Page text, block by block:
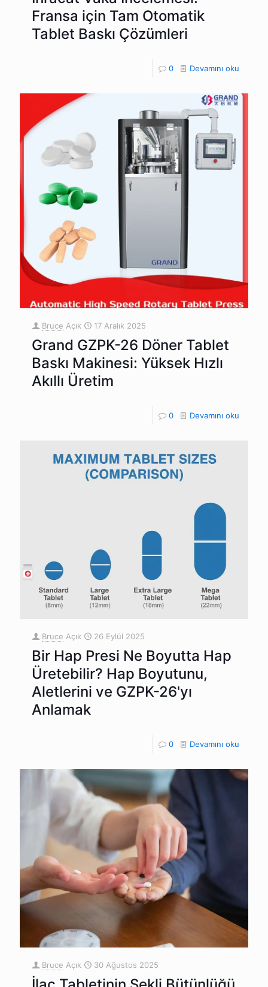
Fransa için Tam Otomatik
Tablet Baskı Çözümleri
0 Devamını oku
Bruce Açık 17 Aralık 2025
Grand GZPK-26 Döner Tablet
Baskı Makinesi: Yüksek Hızlı
Akıllı Üretim
0 Devamını oku
Bruce Açık 26 Eylül 2025
Bir Hap Presi Ne Boyutta Hap
Üretebilir? Hap Boyutunu,
Aletlerini ve GZPK-26'yı
Anlamak
0 Devamını oku
Bruce Açık 30 Ağustos 2025